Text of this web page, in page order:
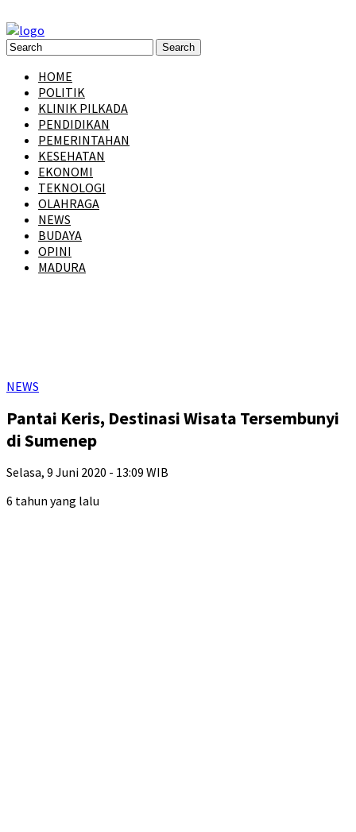
HOME
POLITIK
KLINIK PILKADA
PENDIDIKAN
PEMERINTAHAN
KESEHATAN
EKONOMI
TEKNOLOGI
OLAHRAGA
NEWS
BUDAYA
OPINI
MADURA
NEWS
Pantai Keris, Destinasi Wisata Tersembunyi
di Sumenep
Selasa, 9 Juni 2020 - 13:09 WIB
6 tahun yang lalu